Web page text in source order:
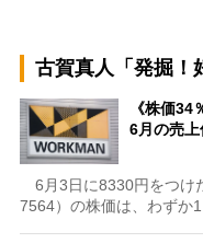
古賀真人「発掘！
《株価34
6月の売
6月3日に8330円をつけ
7564）の株価は、わずか